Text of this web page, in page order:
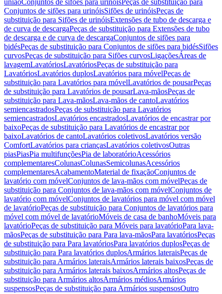
uniãoConjuntos de sifões para urinóisPeças de substituição para
Conjuntos de sifões para urinóisSifões de urinóisPeças de
substituição para Sifões de urinóisExtensões de tubo de descarga e
de curva de descargaPeças de substituição para Extensões de tubo
de descarga e de curva de descargaConjuntos de sifões para
bidésPeças de substituição para Conjuntos de sifões para bidésSifões
curvosPeças de substituição para Sifões curvosLigaçõesÁreas de
lavagemLavatóriosLavatóriosPeças de substituição para
LavatóriosLavatórios duplosLavatórios para móvelPeças de
substituição para Lavatórios para móvelLavatórios de pousarPeças
de substituição para Lavatórios de pousarLava-mãosPeças de
substituição para Lava-mãosLava-mãos de cantoLavatórios
semiencastradosPeças de substituição para Lavatórios
semiencastradosLavatórios encastradosLavatórios de encastrar por
baixoPeças de substituição para Lavatórios de encastrar por
baixoLavatórios de cantoLavatórios coletivosLavatórios versão
ComfortLavatórios para criançasLavatórios coletivosOutras
piasPiasPia multifunçõesPia de laboratórioAcessórios
complementaresColunasColunasSemicolunasAcessórios
complementaresAcabamentoMaterial de fixaçãoConjuntos de
lavatório com móvelConjuntos de lava-mãos com móvelPeças de
substituição para Conjuntos de lava-mãos com móvelConjuntos de
lavatório com móvelConjuntos de lavatórios para móvel com móvel
de lavatórioPeças de substituição para Conjuntos de lavatórios para
móvel com móvel de lavatórioMóveis de casa de banhoMóveis para
lavatórioPeças de substituição para Móveis para lavatórioPara lava-
mãosPeças de substituição para Para lava-mãosPara lavatóriosPeças
de substituição para Para lavatóriosPara lavatórios duplosPeças de
substituição para Para lavatórios duplosArmários lateraisPeças de
substituição para Armários lateraisArmários laterais baixosPeças de
substituição para Armários laterais baixosArmários altosPeças de
substituição para Armários altosArmários médiosArmários
suspensosPeças de substituição para Armários suspensosOutro